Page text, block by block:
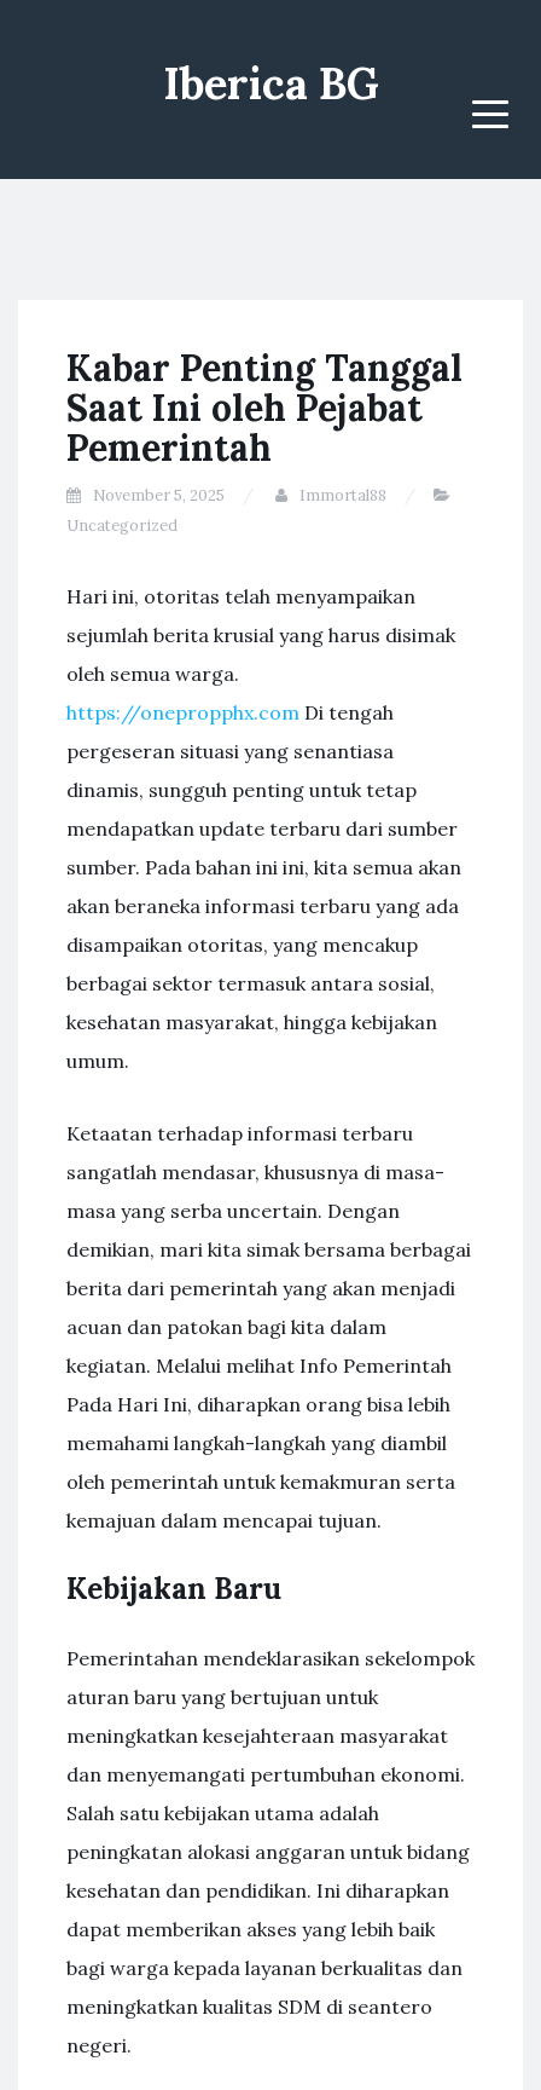
Iberica BG
Menu
Kabar Penting Tanggal
Saat Ini oleh Pejabat
Pemerintah
November 5, 2025
Immortal88
Uncategorized
Hari ini, otoritas telah menyampaikan
sejumlah berita krusial yang harus disimak
oleh semua warga.
https://onepropphx.com Di tengah
pergeseran situasi yang senantiasa
dinamis, sungguh penting untuk tetap
mendapatkan update terbaru dari sumber
sumber. Pada bahan ini ini, kita semua akan
akan beraneka informasi terbaru yang ada
disampaikan otoritas, yang mencakup
berbagai sektor termasuk antara sosial,
kesehatan masyarakat, hingga kebijakan
umum.
Ketaatan terhadap informasi terbaru
sangatlah mendasar, khususnya di masa-
masa yang serba uncertain. Dengan
demikian, mari kita simak bersama berbagai
berita dari pemerintah yang akan menjadi
acuan dan patokan bagi kita dalam
kegiatan. Melalui melihat Info Pemerintah
Pada Hari Ini, diharapkan orang bisa lebih
memahami langkah-langkah yang diambil
oleh pemerintah untuk kemakmuran serta
kemajuan dalam mencapai tujuan.
Kebijakan Baru
Pemerintahan mendeklarasikan sekelompok
aturan baru yang bertujuan untuk
meningkatkan kesejahteraan masyarakat
dan menyemangati pertumbuhan ekonomi.
Salah satu kebijakan utama adalah
peningkatan alokasi anggaran untuk bidang
kesehatan dan pendidikan. Ini diharapkan
dapat memberikan akses yang lebih baik
bagi warga kepada layanan berkualitas dan
meningkatkan kualitas SDM di seantero
negeri.